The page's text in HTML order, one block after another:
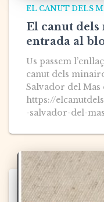
EL CANUT DELS
El canut
entrada al
Us passem
canut dels
Salvador del Mas
https://
-salvador-del-